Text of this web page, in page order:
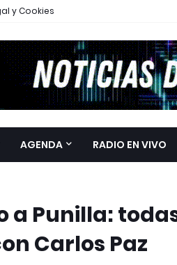
y Cookies
AGENDA RADIO EN VIVO
a Punilla:
Carlos Paz